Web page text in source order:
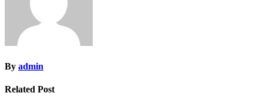
By admin
Related Post